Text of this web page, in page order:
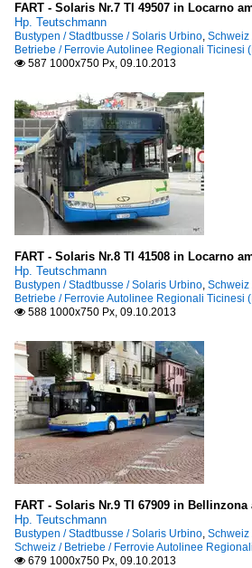
FART - Solaris Nr.7 TI 49507 in Locarno
Hp. Teutschmann
Bustypen / Stadtbusse / Solaris Urbino, Schweiz
Betriebe / Ferrovie Autolinee Regionali Ticinesi
 587 1000x750 Px, 09.10.2013
FART - Solaris Nr.8 TI 41508 in Locarno
Hp. Teutschmann
Bustypen / Stadtbusse / Solaris Urbino, Schweiz
Betriebe / Ferrovie Autolinee Regionali Ticinesi
 588 1000x750 Px, 09.10.2013
FART - Solaris Nr.9 TI 67909 in Bellinzona
Hp. Teutschmann
Bustypen / Stadtbusse / Solaris Urbino, Schweiz
Schweiz / Betriebe / Ferrovie Autolinee
 679 1000x750 Px, 09.10.2013